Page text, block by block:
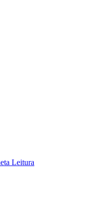
Leitura